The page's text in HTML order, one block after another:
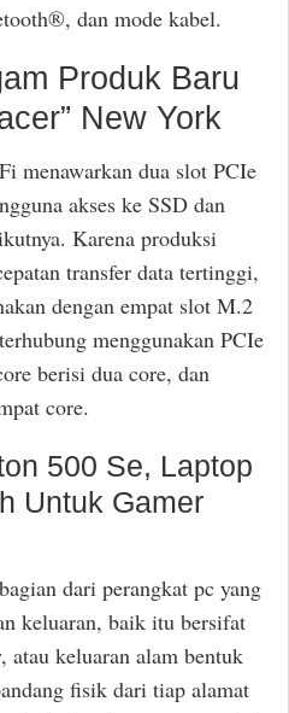
dan mode kabel.
Produk Baru
New York
menawarkan dua slot PCIe
akses ke SSD dan
Karena produksi
transfer data tertinggi,
dengan empat slot M.2
menggunakan PCIe
berisi dua core, dan
core.
500 Se, Laptop
Untuk Gamer
dari perangkat pc yang
keluaran, baik itu bersifat
atau keluaran alam bentuk
fisik dari tiap alamat